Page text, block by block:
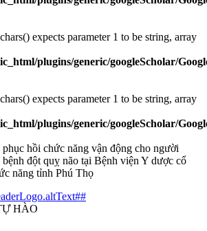
expects parameter 1 to be string, array
plugins/generic/googleScholar/
expects parameter 1 to be string, array
plugins/generic/googleScholar/
hồi chức năng vận động cho người
đột quỵ não tại Bệnh viện Y dược cổ
năng tỉnh Phú Thọ
HÀO